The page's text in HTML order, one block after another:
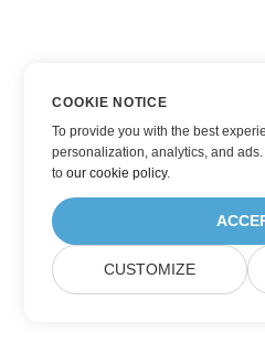
COOKIE NOTICE
To provide you with the best
personalization, analytics, and
toour cookie policy.
CUSTOMIZE